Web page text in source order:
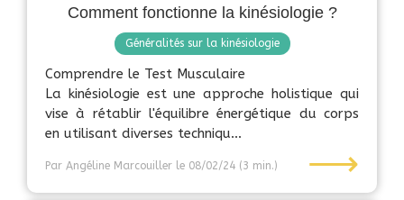
Comment fonctionne la kinésiologie ?
Généralités sur la kinésiologie
Comprendre le Test Musculaire
La kinésiologie est une approche holistique qui
vise à rétablir l'équilibre énergétique du corps
en utilisant diverses techniqu...
Par Angéline Marcouiller le 08/02/24 (3 min.) ⟶